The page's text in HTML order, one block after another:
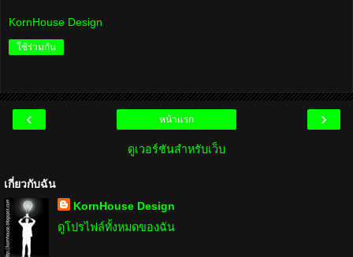
KornHouse Design
ใช้ร่วมกัน
‹ ›
หน้าแรก
ดูเวอร์ชันสำหรับเว็บ
เกี่ยวกับฉัน
KornHouse Design
ดูโปรไฟล์ทั้งหมดของฉัน